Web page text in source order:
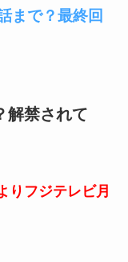
まで？最終回
解禁されて
りフジテレビ月